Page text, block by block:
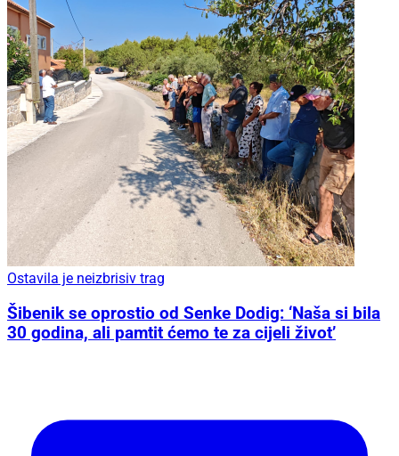
Ostavila je neizbrisiv trag
Šibenik se oprostio od Senke Dodig: ‘Naša si bila
30 godina, ali pamtit ćemo te za cijeli život’